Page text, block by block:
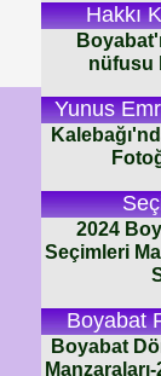
Hakkı
nüfusu
Yunus
2024
Seçimleri
Boyabat
Boyabat